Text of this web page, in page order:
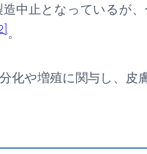
中止となっているが
。
化や増殖に関与し、皮